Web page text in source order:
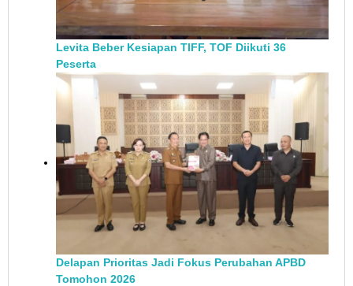
Levita Beber Kesiapan TIFF, TOF Diikuti 36
Peserta
Delapan Prioritas Jadi Fokus Perubahan APBD
Tomohon 2026